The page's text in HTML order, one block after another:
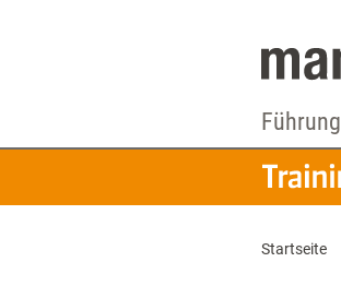
Führung
Startseite